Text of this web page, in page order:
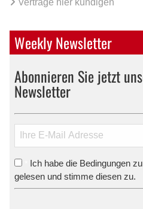
Weekly Newsletter
Abonnieren Sie jetzt
Newsletter
Ich habe die Bedingungen
gelesen und stimme diesen zu.